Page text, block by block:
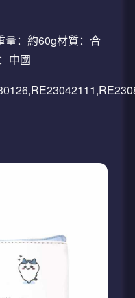
量：約60g材質：合
中國